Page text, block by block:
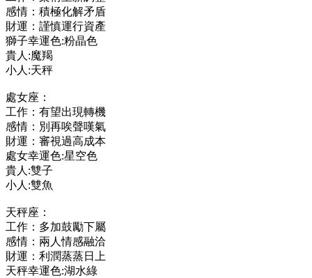
感情：積極化解矛盾
財運：謹慎運行資產
獅子幸運色:粉晶色
貴人:魔羯
小人:天秤
處女座：
工作：有望出現轉機
感情：別再唉聲嘆氣
財運：審視過高成本
處女幸運色:星空色
貴人:雙子
小人:雙魚
天秤座：
工作：多加鼓勵下屬
感情：兩人情感融洽
財運：利潤蒸蒸日上
天秤幸運色:湖水綠